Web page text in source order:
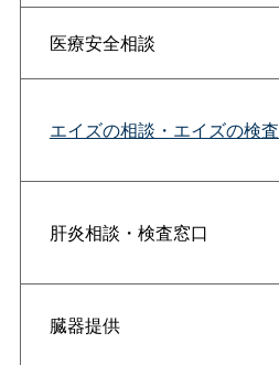
医療安全相談
エイズの相談・エイズの検査
肝炎相談・検査窓口
臓器提供